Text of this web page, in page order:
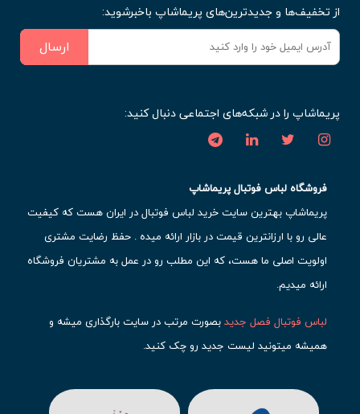
از تخفیف‌ها و جدیدترین‌های پریماشاپ باخبرشوید:
ارسال
پریماشاپ را در شبکه‌های اجتماعی دنبال کنید:
فروشگاه لباس فوتبال پریماشاپ
پریماشاپ بهترین سایت خرید لباس فوتبال در ایران هست که کیفیت
عالی رو با ارزانترین قیمت در بازار ارائه میده . حفظ رضایت مشتری
اولویت اصلی ما هست، که این مطلب رو در عمل به مشتریان فروشگاه
ارائه میدیم.
لباس فوتبال فصل جدیدبصورت مرتب در سایت بارگذاری میشه و
همیشه میتونید لیست جدید رو چک کنید.
حتما مشاهده کنید که قطعا برای تیم های مطرح دنیای فوتبال، تعداد